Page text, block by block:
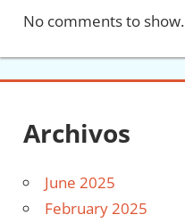
No comments to show.
Archivos
June 2025
February 2025